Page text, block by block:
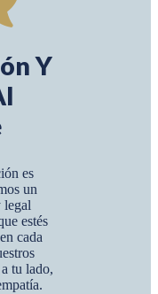
Y
es
un
legal
estés
cada
tu lado,